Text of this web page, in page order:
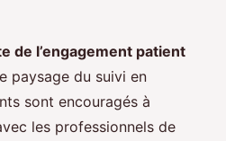
de l’engagement patient
paysage du suivi en
sont encouragés à
les professionnels de